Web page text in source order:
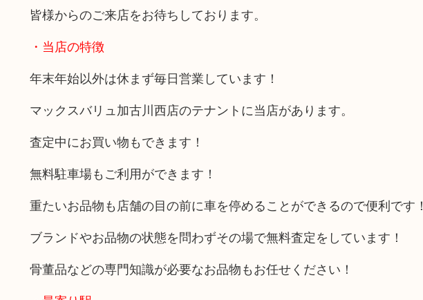
皆様からのご来店をお待ちしております。
・当店の特徴
年末年始以外は休まず毎日営業しています！
マックスバリュ加古川西店のテナントに当店があります。
査定中にお買い物もできます！
無料駐車場もご利用ができます！
重たいお品物も店舗の目の前に車を停めることができるので便利です！
ブランドやお品物の状態を問わずその場で無料査定をしています！
骨董品などの専門知識が必要なお品物もお任せください！